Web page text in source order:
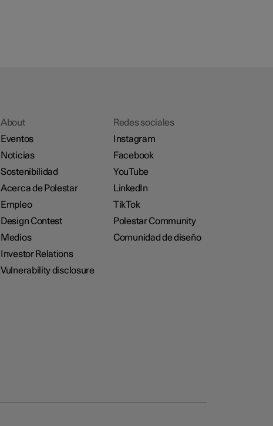
About
Eventos
Noticias
Sostenibilidad
Acerca de Polestar
Empleo
Design Contest
Medios
Investor Relations
Vulnerability disclosure
Redes sociales
Instagram
Facebook
YouTube
LinkedIn
TikTok
Polestar Community
Comunidad de diseño